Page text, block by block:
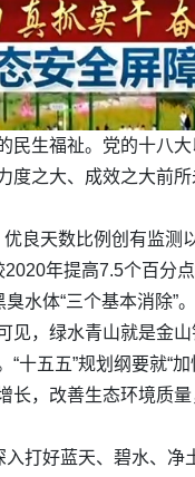
民生福祉。党的十八
度之大、成效之大前
优良天数比例创有
年提高7.5个百
水体“三个基本消除”。
，绿水青山就是金
十五五”规划纲要就“
，改善生态环境质
打好蓝天、碧水、